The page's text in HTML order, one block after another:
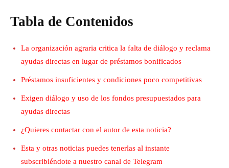
Tabla de Contenidos
La organización agraria critica la falta de diálogo y reclama
ayudas directas en lugar de préstamos bonificados
Préstamos insuficientes y condiciones poco competitivas
Exigen diálogo y uso de los fondos presupuestados para
ayudas directas
¿Quieres contactar con el autor de esta noticia?
Esta y otras noticias puedes tenerlas al instante
subscribiéndote a nuestro canal de Telegram